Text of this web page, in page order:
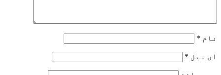
نام *
ای میل *